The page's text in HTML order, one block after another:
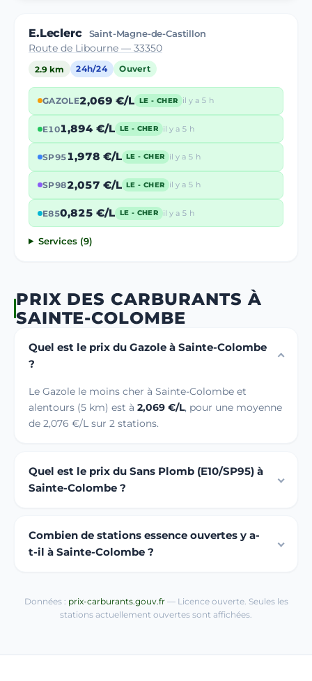
E.Leclerc Saint-Magne-de-Castillon
Route de Libourne — 33350
2.9 km 24h/24 Ouvert
GAZOLE2,069 €/L LE - CHER il y a 5 h
E101,894 €/L LE - CHER il y a 5 h
SP951,978 €/L LE - CHER il y a 5 h
SP982,057 €/L LE - CHER il y a 5 h
E850,825 €/L LE - CHER il y a 5 h
Services (9)
PRIX DES CARBURANTS À
SAINTE-COLOMBE
Quel est le prix du Gazole à Sainte-Colombe
?
Le Gazole le moins cher à Sainte-Colombe et
alentours (5 km) est à 2,069 €/L, pour une moyenne
de 2,076 €/L sur 2 stations.
Quel est le prix du Sans Plomb (E10/SP95) à
Sainte-Colombe ?
Combien de stations essence ouvertes y a-
t-il à Sainte-Colombe ?
Données : prix-carburants.gouv.fr— Licence ouverte. Seules les
stations actuellement ouvertes sont affichées.